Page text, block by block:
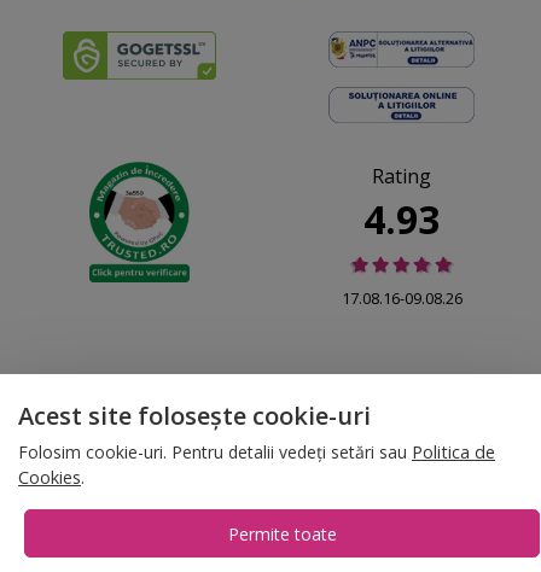
Rating
4.93
17.08.16-09.08.26
© 2026 Folina.ro | All Rights Reserved. Folina.ro |
• Termene și condiții•Gestionează preferințe cookies
T:+4 0754.069.667
Acest site folosește cookie-uri
Folosim cookie-uri. Pentru detalii vedeți setări sau Politica de
Cookies.
Permite toate